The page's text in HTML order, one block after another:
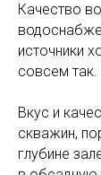
Качество
источники
совсем так.
Вкус и
скважин,
глубине